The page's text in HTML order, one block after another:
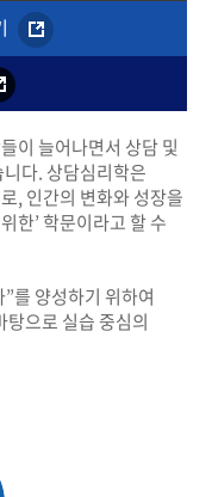
이 늘어나면서 상담 및
다. 상담심리학은
, 인간의 변화와 성장을
한’ 학문이라고 할 수
를 양성하기 위하여
탕으로 실습 중심의